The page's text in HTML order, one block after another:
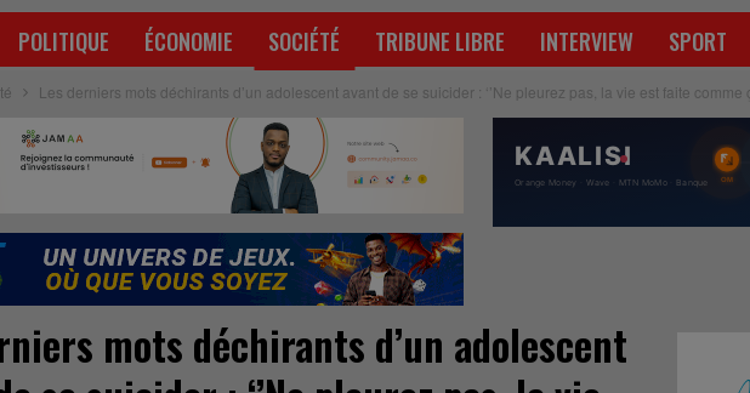
POLITIQUE ÉCONOMIE SOCIÉTÉ TRIBUNE LIBRE INTERVIEW SPORT
Les derniers mots déchirants d’un adolescent avant de se suicider : ‘’Ne pleurez pas, la vie est faite comme
mots déchirants d’un adolescent